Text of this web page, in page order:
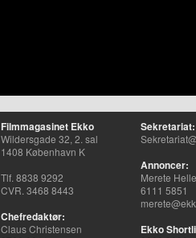
Filmmagasinet Ekko
Wildersgade 32, 2. sal
1408 København K
Tlf. 8838 9292
CVR. 3468 8443
Chefredaktør:
Claus Christensen
Sekretariat:
Annoncer:
Merete
6111 5851
Ekko